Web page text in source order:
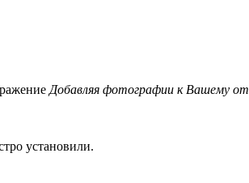
Добавляя фотографии к Вашему
установили.